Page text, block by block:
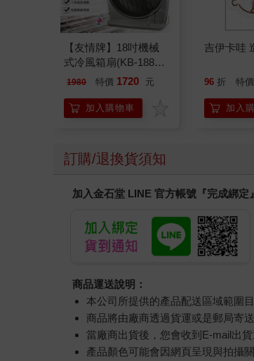
【友情牌】18吋機械
式冷風箱扇(KB-1881
按鍵在上方)
1980 特價 1720 元
加入購物車
吉伊卡哇
96 折 特價
加入
訂購/退換貨須知
加入金石堂 LINE 官方帳號『完成綁定
商品運送說明：
本公司所提供的產品配送區域範圍
商品將由廠商透過貨運或是郵局寄
當廠商出貨後，您會收到E-mail出
產品顏色可能會因網頁呈現與拍攝